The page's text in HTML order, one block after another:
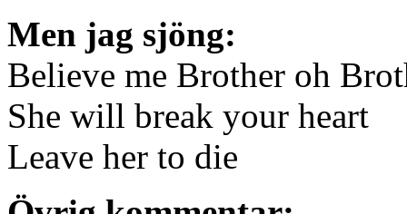
Men jag sjöng:
Believe me Brother oh
She will break your heart
Leave her to die